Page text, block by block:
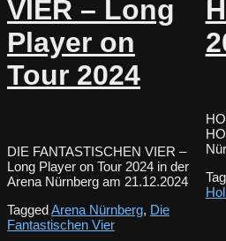
VIER – Long
Player on
Tour 2024
DIE FANTASTISCHEN VIER –
Long Player on Tour 2024 in der
Arena Nürnberg am 21.12.2024
TaggedArena Nürnberg, Die
Fantastischen Vier